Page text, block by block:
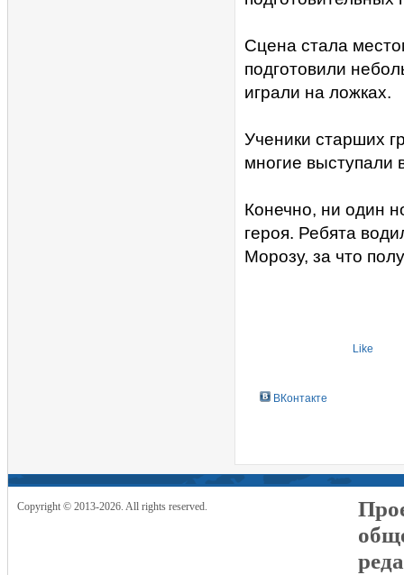
Сцена стала
подготовили
играли на ложках.
Ученики старших
многие выступали
Конечно, ни один
героя. Ребята
Морозу, за что
Like
ВКонтакте
Copyright © 2013-2026. All rights reserved.